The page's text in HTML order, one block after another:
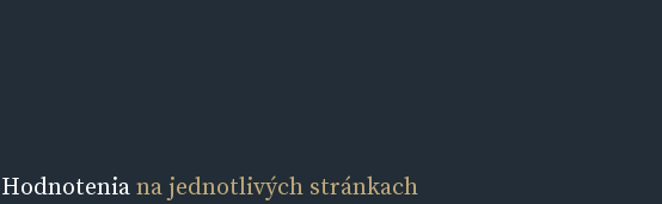
Hodnoteniana jednotlivých stránkach